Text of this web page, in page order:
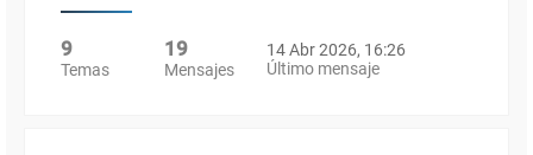
9
Temas
19
Mensajes
14 Abr 2026, 16:26
Último mensaje